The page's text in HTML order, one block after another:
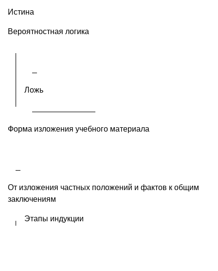
Истина
Вероятностная логика
Ложь
Форма изложения учебного материала
От изложения частных положений и фактов к общим
заключениям
Этапы индукции